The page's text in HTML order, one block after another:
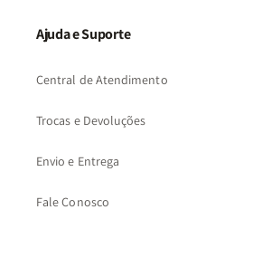
Ajuda e Suporte
Central de Atendimento
Trocas e Devoluções
Envio e Entrega
Fale Conosco